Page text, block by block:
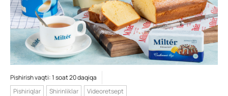
Pishirish vaqti: 1 soat 20 daqiqa
Pishiriqlar
Shirinliklar Videoretsept